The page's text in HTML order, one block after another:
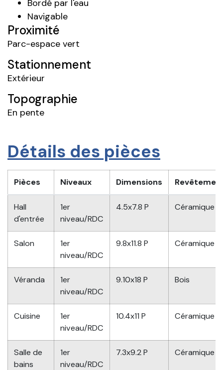
Bordé par l'eau
Navigable
Proximité
Parc-espace vert
Stationnement
Extérieur
Topographie
En pente
Détails des pièces
Pièces Niveaux Dimensions
Hall
d'entrée
1er
niveau/RDC
4.5x7.8 P Céramique
Salon
1er
niveau/RDC
9.8x11.8 P Céramique
Véranda
1er
niveau/RDC
9.10x18 P Bois
Cuisine
1er
niveau/RDC
10.4x11 P Céramique
Salle de
bains
1er
niveau/RDC
7.3x9.2 P Céramique